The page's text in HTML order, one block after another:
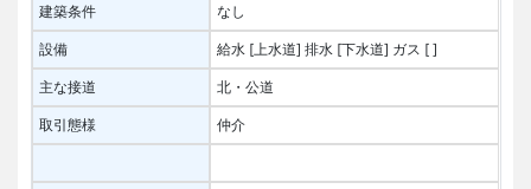
建築条件 なし
設備 給水 [上水道] 排水 [下水道] ガス [ ]
主な接道 北・公道
取引態様 仲介